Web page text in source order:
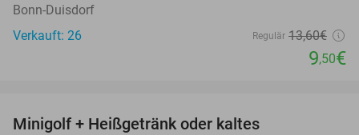
Bonn-Duisdorf
Verkauft: 26
Regulär 13,60€
9,50€
Minigolf + Heißgetränk oder kaltes